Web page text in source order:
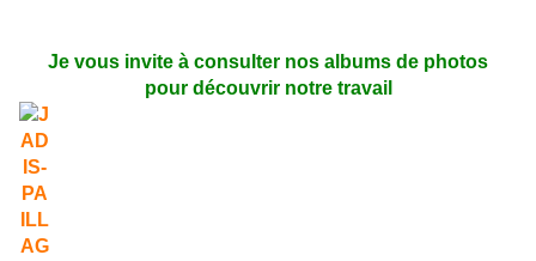
Je vous invite à consulter nos albums de photos
pour découvrir notre travail